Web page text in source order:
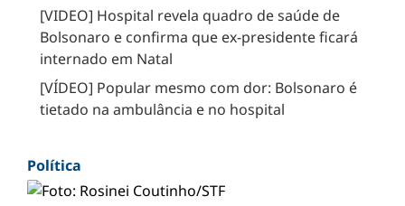
[VIDEO] Hospital revela quadro de saúde de
Bolsonaro e confirma que ex-presidente ficará
internado em Natal
[VÍDEO] Popular mesmo com dor: Bolsonaro é
tietado na ambulância e no hospital
Política